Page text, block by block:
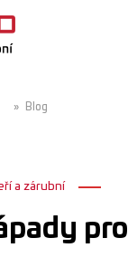
Blog
a zárubní
pro